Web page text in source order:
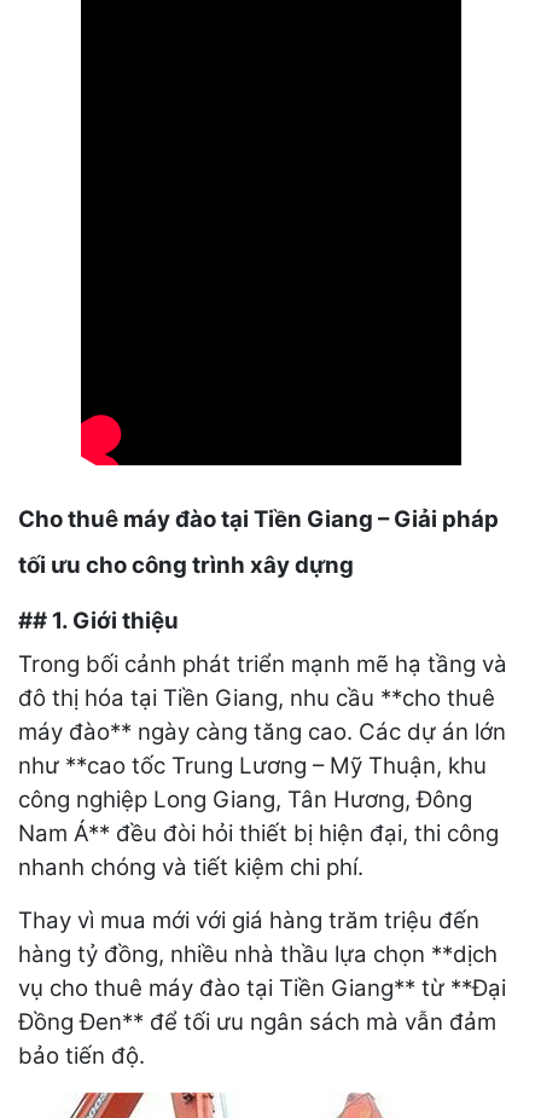
Cho thuê máy đào tại Tiền Giang – Giải pháp
tối ưu cho công trình xây dựng
## 1. Giới thiệu
Trong bối cảnh phát triển mạnh mẽ hạ tầng và
đô thị hóa tại Tiền Giang, nhu cầu **cho thuê
máy đào** ngày càng tăng cao. Các dự án lớn
như **cao tốc Trung Lương – Mỹ Thuận, khu
công nghiệp Long Giang, Tân Hương, Đông
Nam Á** đều đòi hỏi thiết bị hiện đại, thi công
nhanh chóng và tiết kiệm chi phí.
Thay vì mua mới với giá hàng trăm triệu đến
hàng tỷ đồng, nhiều nhà thầu lựa chọn **dịch
vụ cho thuê máy đào tại Tiền Giang** từ **Đại
Đồng Đen** để tối ưu ngân sách mà vẫn đảm
bảo tiến độ.